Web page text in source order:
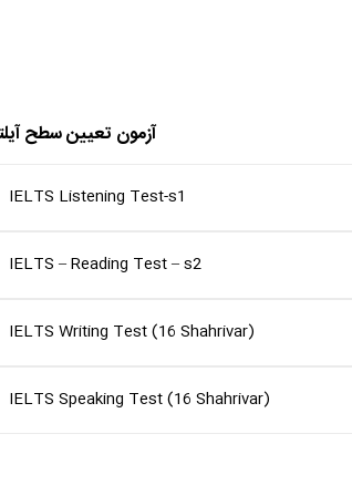
آزمون تعیین سطح
IELTS Listening Test-s1
IELTS – Reading Test – s2
IELTS Writing Test (16 Shahrivar)
IELTS Speaking Test (16 Shahrivar)